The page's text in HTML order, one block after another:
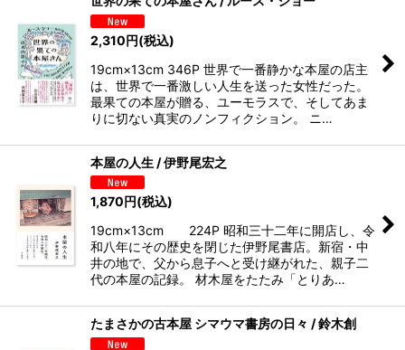
2,310円(税込)
19cm×13cm 346P 世界で一番静かな本屋の店主
は、世界で一番激しい人生を送った女性だった。
最果ての本屋が贈る、ユーモラスで、そしてあま
りに切ない真実のノンフィクション。 ニ…
本屋の人生 / 伊野尾宏之
1,870円(税込)
19cm×13cm 224P 昭和三十二年に開店し、令
和八年にその歴史を閉じた伊野尾書店。新宿・中
井の地で、父から息子へと受け継がれた、親子二
代の本屋の記録。 材木屋をたたみ「とりあ…
たまさかの古本屋 シマウマ書房の日々 / 鈴木創